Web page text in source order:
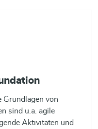
Grundlagen von
sind u.a. agile
Aktivitäten und